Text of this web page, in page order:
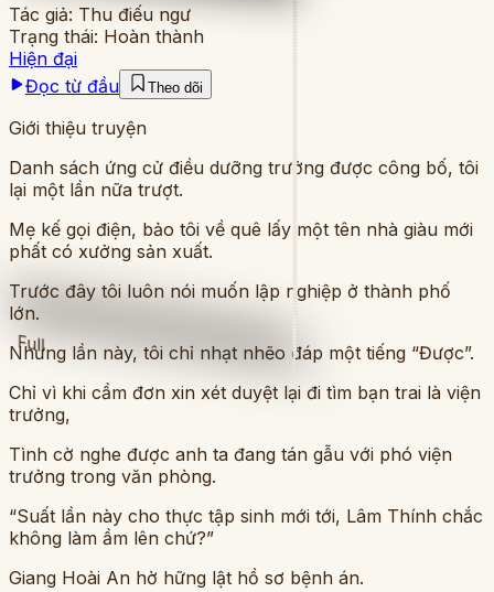
Full
Tác giả: Thu điếu ngư
Trạng thái: Hoàn thành
Hiện đại
Đọc từ đầu
Theo dõi
Giới thiệu truyện
Danh sách ứng cử điều dưỡng trưởng được công bố, tôi
lại một lần nữa trượt.
Mẹ kế gọi điện, bảo tôi về quê lấy một tên nhà giàu mới
phất có xưởng sản xuất.
Trước đây tôi luôn nói muốn lập nghiệp ở thành phố
lớn.
Nhưng lần này, tôi chỉ nhạt nhẽo đáp một tiếng “Được”.
Chỉ vì khi cầm đơn xin xét duyệt lại đi tìm bạn trai là viện
trưởng,
Tình cờ nghe được anh ta đang tán gẫu với phó viện
trưởng trong văn phòng.
“Suất lần này cho thực tập sinh mới tới, Lâm Thính chắc
không làm ầm lên chứ?”
Giang Hoài An hờ hững lật hồ sơ bệnh án.